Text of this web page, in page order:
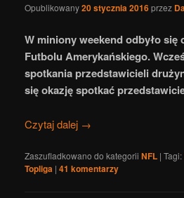
Opublikowany20 stycznia 2016przez
W miniony weekend odbyło
Futbolu Amerykańskiego.
spotkania przedstawicieli
się okazję spotkać
Czytaj dalej →
Zaszufladkowano do kategorii NFL | Tagi:
Topliga | 41 komentarzy